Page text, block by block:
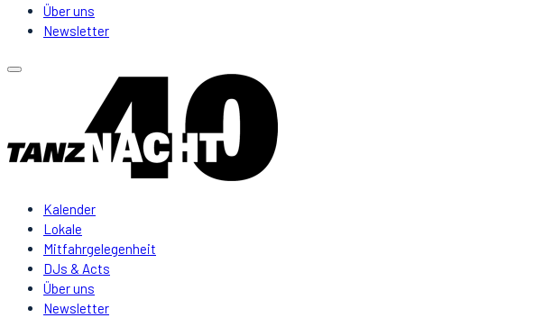
Über uns
Newsletter
Kalender
Lokale
Mitfahrgelegenheit
DJs & Acts
Über uns
Newsletter